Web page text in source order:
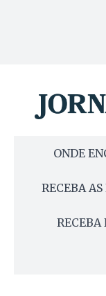
ONDE
RECEBA
RECEBA